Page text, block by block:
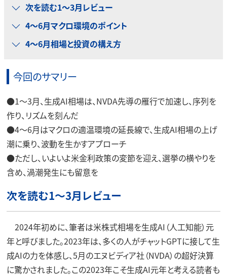
次を読む1～3月レビュー
4～6月マクロ環境のポイント
4～6月相場と投資の構え方
今回のサマリー
●1～3月、生成AI相場は、NVDA先導の雁行で加速し、序列を
作り、リズムを刻んだ
●4～6月はマクロの適温環境の延長線で、生成AI相場の上げ
潮に乗り、波動を生かすアプローチ
●ただし、いよいよ米金利政策の変節を迎え、選挙の横やりを
含め、渦潮発生にも留意を
次を読む1～3月レビュー
2024年初めに、筆者は米株式相場を生成AI（人工知能）元
年と呼びました。2023年は、多くの人がチャットGPTに接して生
成AIの力を体感し、5月のエヌビディア社（NVDA）の超好決算
に驚かされました。この2023年こそ生成AI元年と考える読者も